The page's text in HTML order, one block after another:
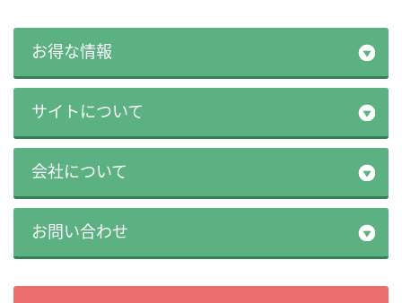
お得な情報
サイトについて
会社について
お問い合わせ